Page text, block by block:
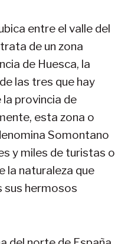
entre el valle del
de un zona
de Huesca, la
las tres que hay
provincia de
esta zona o
Somontano
y miles de turistas o
la naturaleza que
sus hermosos